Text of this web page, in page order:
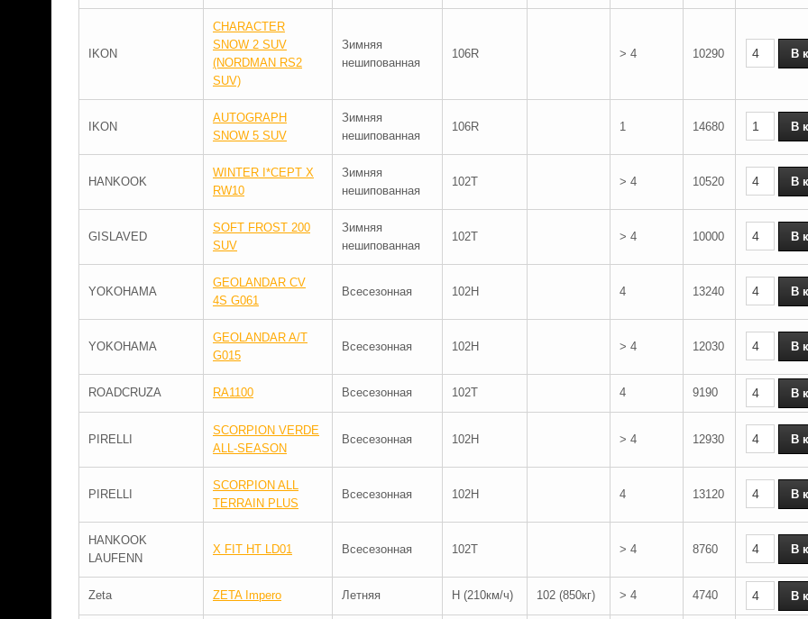
IKON
CHARACTER
SNOW 2 SUV
(NORDMAN RS2
SUV)
Зимняя
нешипованная
106R > 4 10290
IKON
AUTOGRAPH
SNOW 5 SUV
Зимняя
нешипованная
106R 1 14680
HANKOOK
WINTER I*CEPT X
RW10
Зимняя
нешипованная
102T > 4 10520
GISLAVED
SOFT FROST 200
SUV
Зимняя
нешипованная
102T > 4 10000
YOKOHAMA
GEOLANDAR CV
4S G061
Всесезонная 102H 4 13240
YOKOHAMA
GEOLANDAR A/T
G015
Всесезонная 102H > 4 12030
ROADCRUZA RA1100 Всесезонная 102T 4 9190
PIRELLI
SCORPION VERDE
ALL-SEASON
Всесезонная 102H > 4 12930
PIRELLI
SCORPION ALL
TERRAIN PLUS
Всесезонная 102H 4 13120
HANKOOK
LAUFENN
X FIT HT LD01 Всесезонная 102T > 4 8760
Zeta ZETA Impero Летняя H (210км/ч) 102 (850кг) > 4 4740